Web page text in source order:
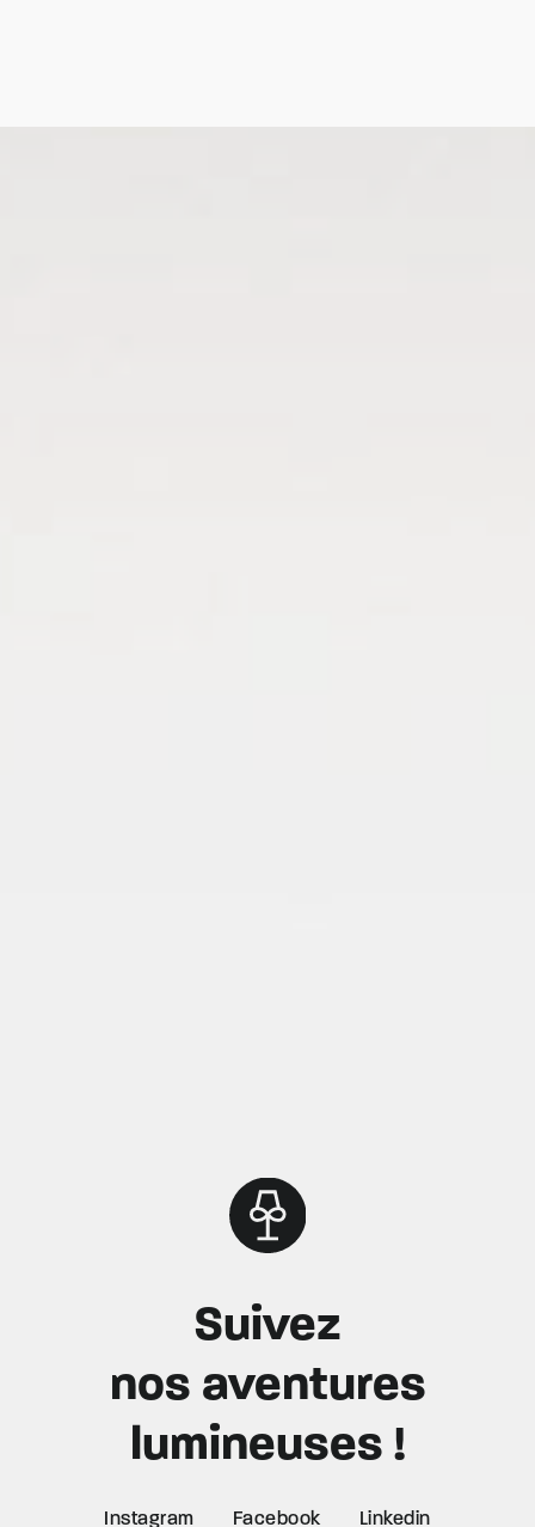
Suivez
nos aventures
lumineuses !
Instagram Facebook Linkedin